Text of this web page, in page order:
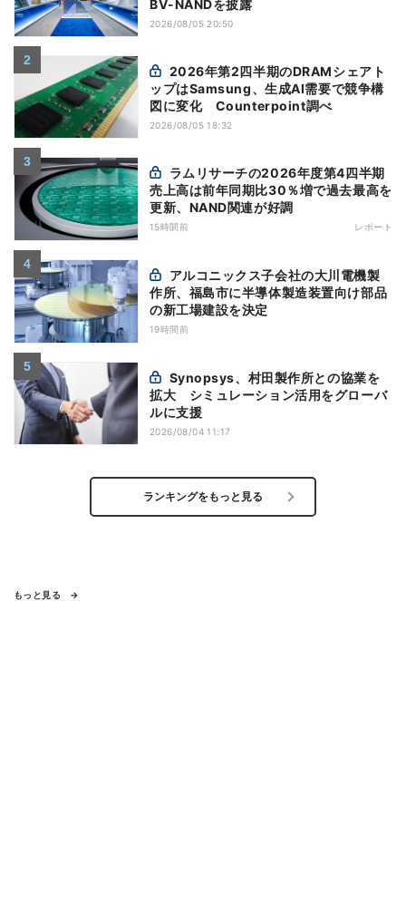
BV-NANDを披露
2026/08/05 20:50
ップはSamsung、生成AI需要で競争構
図に変化 Counterpoint調べ
2026/08/05 18:32
売上高は前年同期比30％増で過去最高を
更新、NAND関連が好調
15時間前 レポート
作所、福島市に半導体製造装置向け部品
の新工場建設を決定
19時間前
拡大 シミュレーション活用をグローバ
ルに支援
2026/08/04 11:17
ランキングをもっと見る
もっと見る